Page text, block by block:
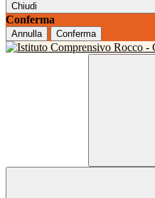
Chiudi
Conferma
Annulla Conferma